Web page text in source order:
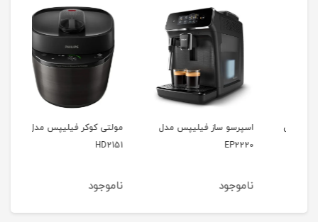
اسپرسو ساز فیلیپس مدل
EP2220
ناموجود
مولتی کوکر فیلیپس مدل
HD2151
ناموجود